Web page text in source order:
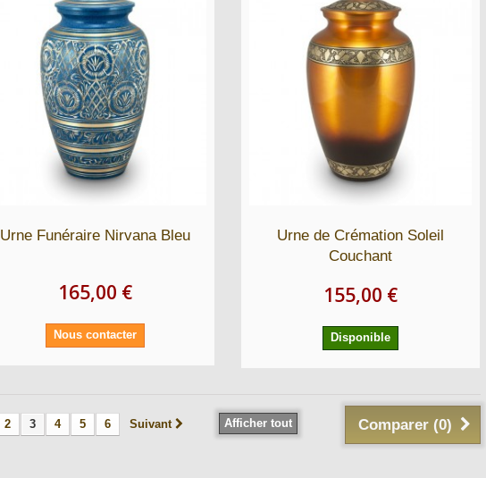
Urne Funéraire Nirvana Bleu
165,00 €
Nous contacter
Urne de Crémation Soleil
Couchant
155,00 €
Disponible
Comparer (0)
Afficher tout
2 3 4 5 6 Suivant